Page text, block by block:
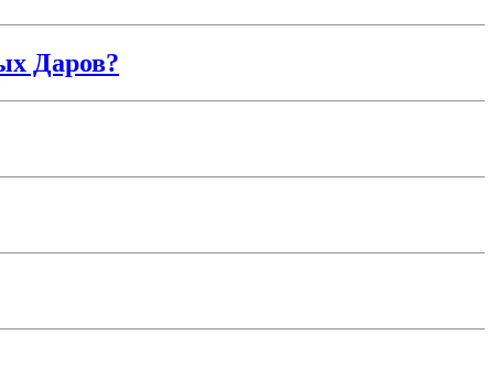
Даров?